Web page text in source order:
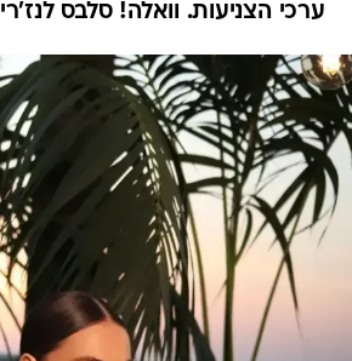
ערכי הצניעות. וואלה! סלבס לנז'רי